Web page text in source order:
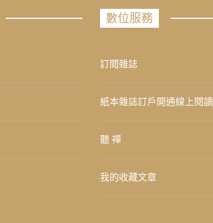
數位服務
訂閱雜誌
紙本雜誌訂戶開通線上閱讀
聽 禪
我的收藏文章